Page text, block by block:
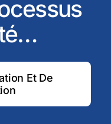
Et De